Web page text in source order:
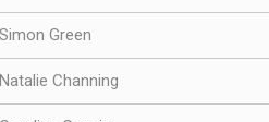
Simon Green
Natalie Channing